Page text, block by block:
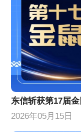
东信斩获第17届
2026年05月15日